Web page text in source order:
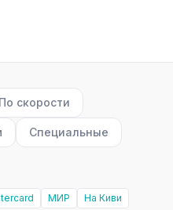
По скорости
Специальные
МИР
На Киви